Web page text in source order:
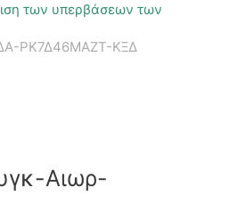
των υπερβάσεων των
ΡΚ7Δ46ΜΑΖΤ-ΚΞΔ
Αιωρ-